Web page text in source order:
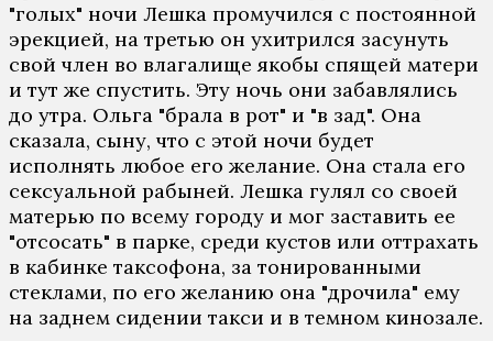
"голых" ночи Лешка промучился с постоянной
эрекцией, на третью он ухитрился засунуть
свой член во влагалище якобы спящей матери
и тут же спустить. Эту ночь они забавлялись
до утра. Ольга "брала в рот" и "в зад". Она
сказала, сыну, что с этой ночи будет
исполнять любое его желание. Она стала его
сексуальной рабыней. Лешка гулял со своей
матерью по всему городу и мог заставить ее
"отсосать" в парке, среди кустов или оттрахать
в кабинке таксофона, за тонированными
стеклами, по его желанию она "дрочила" ему
на заднем сидении такси и в темном кинозале.